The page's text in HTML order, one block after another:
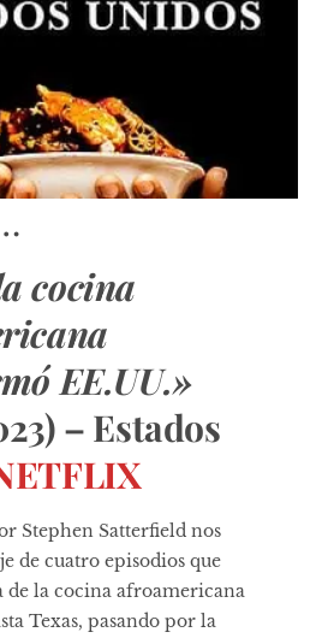
cocina
EE.UU.»
– Estados
Stephen Satterfield nos
de cuatro episodios que
de la cocina afroamericana
Texas, pasando por la